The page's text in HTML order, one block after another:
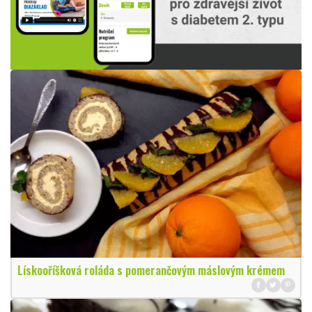
Lískooříšková roláda s pomerančovým máslovým krémem